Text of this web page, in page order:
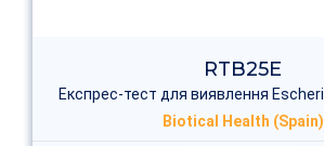
RTB25E
Експрес-тест для виявлення
Biotical Health (Spain)